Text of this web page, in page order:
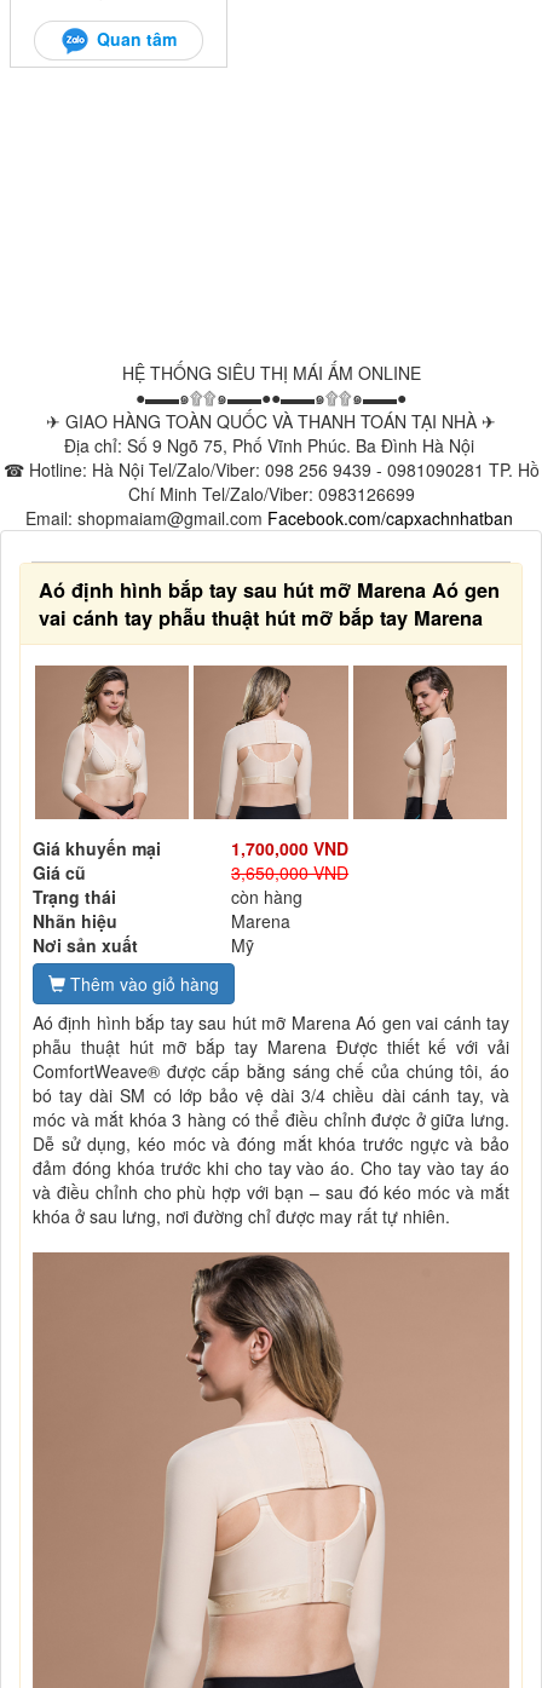
HỆ THỐNG SIÊU THỊ MÁI ẤM ONLINE
●▬▬๑۩۩๑▬▬●●▬▬๑۩۩๑▬▬●
✈ GIAO HÀNG TOÀN QUỐC VÀ THANH TOÁN TẠI NHÀ ✈
Địa chỉ: Số 9 Ngõ 75, Phố Vĩnh Phúc. Ba Đình Hà Nội
☎ Hotline: Hà Nội Tel/Zalo/Viber: 098 256 9439 - 0981090281 TP. Hồ
Chí Minh Tel/Zalo/Viber: 0983126699
Email: shopmaiam@gmail.com Facebook.com/capxachnhatban
Aó định hình bắp tay sau hút mỡ Marena Aó gen
vai cánh tay phẫu thuật hút mỡ bắp tay Marena
Giá khuyến mại
1,700,000 VND
Giá cũ
3,650,000 VND
Trạng thái
còn hàng
Nhãn hiệu
Marena
Nơi sản xuất
Mỹ
Thêm vào giỏ hàng
Aó định hình bắp tay sau hút mỡ Marena Aó gen vai cánh tay
phẫu thuật hút mỡ bắp tay Marena Được thiết kế với vải
ComfortWeave® được cấp bằng sáng chế của chúng tôi, áo
bó tay dài SM có lớp bảo vệ dài 3/4 chiều dài cánh tay, và
móc và mắt khóa 3 hàng có thể điều chỉnh được ở giữa lưng.
Dễ sử dụng, kéo móc và đóng mắt khóa trước ngực và bảo
đảm đóng khóa trước khi cho tay vào áo. Cho tay vào tay áo
và điều chỉnh cho phù hợp với bạn – sau đó kéo móc và mắt
khóa ở sau lưng, nơi đường chỉ được may rất tự nhiên.